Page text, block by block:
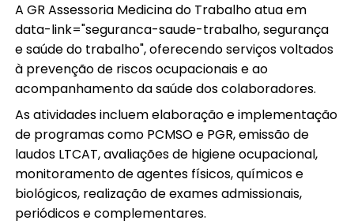
A GR Assessoria Medicina do Trabalho atua em
data-link="seguranca-saude-trabalho, segurança
e saúde do trabalho", oferecendo serviços voltados
à prevenção de riscos ocupacionais e ao
acompanhamento da saúde dos colaboradores.
As atividades incluem elaboração e implementação
de programas como PCMSO e PGR, emissão de
laudos LTCAT, avaliações de higiene ocupacional,
monitoramento de agentes físicos, químicos e
biológicos, realização de exames admissionais,
periódicos e complementares.